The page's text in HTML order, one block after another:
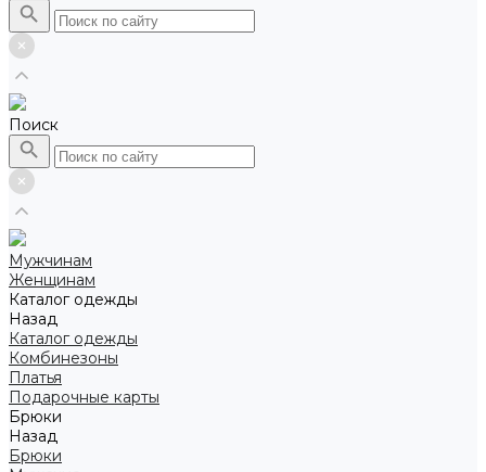
Поиск
Мужчинам
Женщинам
Каталог одежды
Назад
Каталог одежды
Комбинезоны
Платья
Подарочные карты
Брюки
Назад
Брюки